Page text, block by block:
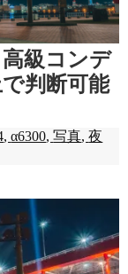
級コンデ
判断可能
,α6300,写真,夜